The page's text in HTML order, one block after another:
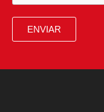
ENVIAR